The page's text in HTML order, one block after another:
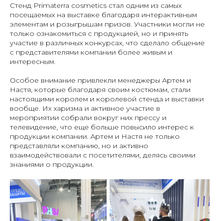
Стенд Primaterra cosmetics стал одним из самых
посещаемых на выставке благодаря интерактивным
элементам и розыгрышам призов. Участники могли не
только ознакомиться с продукцией, но и принять
участие в различных конкурсах, что сделало общение
с представителями компании более живым и
интересным.
Особое внимание привлекли менеджеры Артем и
Настя, которые благодаря своим костюмам, стали
настоящими королем и королевой стенда и выставки
вообще. Их харизма и активное участие в
мероприятии собрали вокруг них прессу и
телевидение, что еще больше повысило интерес к
продукции компании. Артем и Настя не только
представляли компанию, но и активно
взаимодействовали с посетителями, делясь своими
знаниями о продукции.